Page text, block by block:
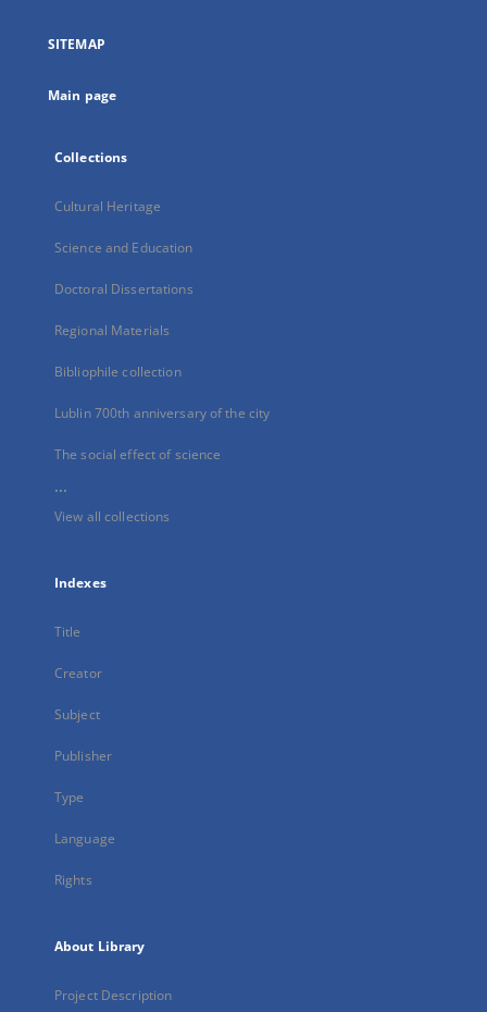
new
SITEMAP
Main page
Collections
Cultural Heritage
Science and Education
Doctoral Dissertations
Regional Materials
Bibliophile collection
Lublin 700th anniversary of the city
The social effect of science
...
View all collections
Indexes
Title
Creator
Subject
Publisher
Type
Language
Rights
About Library
Project Description